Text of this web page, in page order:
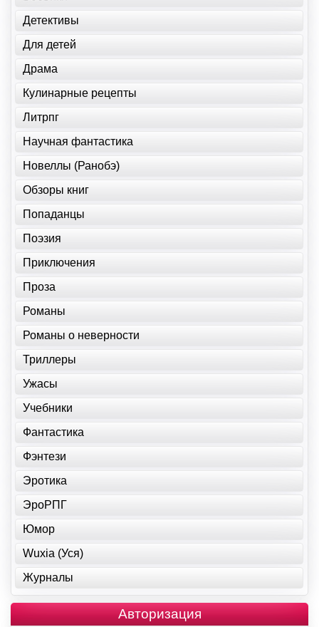
Детективы
Для детей
Драма
Кулинарные рецепты
Литрпг
Научная фантастика
Новеллы (Ранобэ)
Обзоры книг
Попаданцы
Поэзия
Приключения
Проза
Романы
Романы о неверности
Триллеры
Ужасы
Учебники
Фантастика
Фэнтези
Эротика
ЭроРПГ
Юмор
Wuxia (Уся)
Журналы
Авторизация